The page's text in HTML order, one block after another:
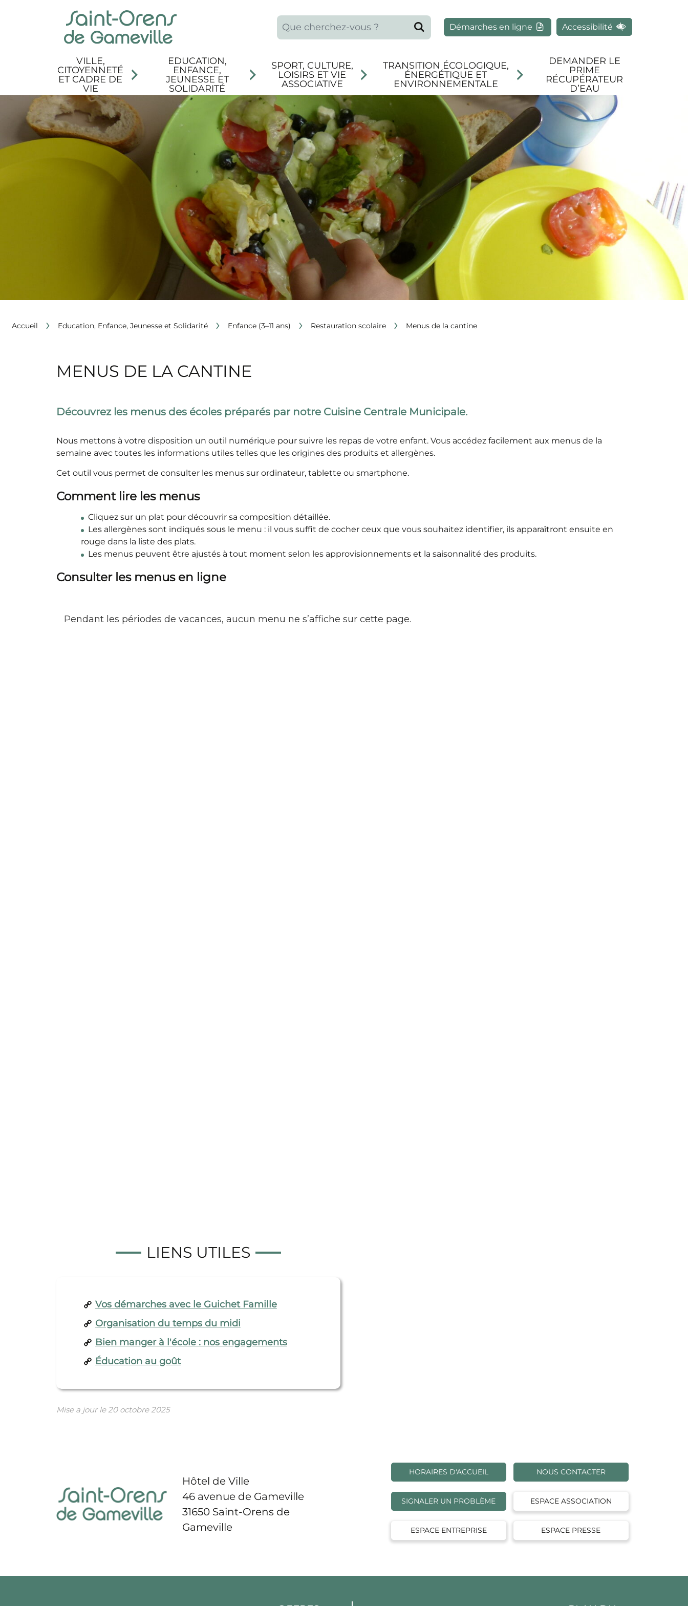
Que recherchez-vous ?
Rechercher
Démarches en ligne Accessibilité
VILLE,
CITOYENNETÉ
ET CADRE DE
VIE
EDUCATION,
ENFANCE,
JEUNESSE ET
SOLIDARITÉ
SPORT, CULTURE,
LOISIRS ET VIE
ASSOCIATIVE
TRANSITION ÉCOLOGIQUE,
ÉNERGÉTIQUE ET
ENVIRONNEMENTALE
DEMANDER LE
PRIME
RÉCUPÉRATEUR
D’EAU
Accueil › Education, Enfance, Jeunesse et Solidarité › Enfance (3–11 ans) › Restauration scolaire › Menus de la cantine
MENUS DE LA CANTINE
Découvrez les menus des écoles préparés par notre Cuisine Centrale Municipale.
Nous mettons à votre disposition un outil numérique pour suivre les repas de votre enfant. Vous accédez facilement aux menus de la
semaine avec toutes les informations utiles telles que les origines des produits et allergènes.
Cet outil vous permet de consulter les menus sur ordinateur, tablette ou smartphone.
Comment lire les menus
Cliquez sur un plat pour découvrir sa composition détaillée.
Les allergènes sont indiqués sous le menu : il vous suffit de cocher ceux que vous souhaitez identifier, ils apparaîtront ensuite en
rouge dans la liste des plats.
Les menus peuvent être ajustés à tout moment selon les approvisionnements et la saisonnalité des produits.
Consulter les menus en ligne
LIENS UTILES
Vos démarches avec le Guichet Famille
Organisation du temps du midi
Bien manger à l'école : nos engagements
Éducation au goût
Mise a jour le20 octobre 2025
Hôtel de Ville
46 avenue de Gameville
31650 Saint-Orens de
Gameville
HORAIRES D'ACCUEIL NOUS CONTACTER
SIGNALER UN PROBLÈME ESPACE ASSOCIATION
ESPACE ENTREPRISE ESPACE PRESSE